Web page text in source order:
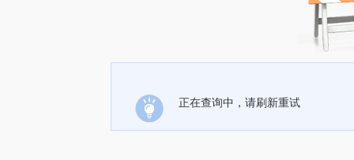
正在查询中，请刷新重试